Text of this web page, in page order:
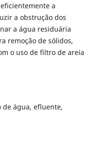
a
a obstrução dos
a água residuária
remoção de sólidos,
o uso de filtro de areia
de água, efluente,